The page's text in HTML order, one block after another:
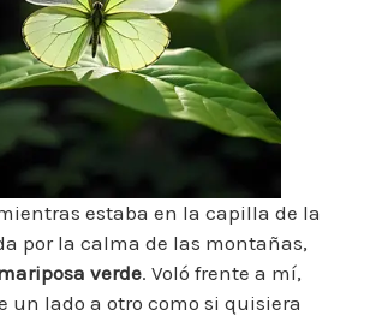
estaba en la capilla de la
por la calma de las montañas,
verde. Voló frente a mí,
un lado a otro como si quisiera